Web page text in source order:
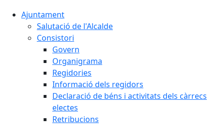
Ajuntament
Salutació de l'Alcalde
Consistori
Govern
Organigrama
Regidories
Informació dels regidors
Declaració de béns i activitats dels càrrecs
electes
Retribucions